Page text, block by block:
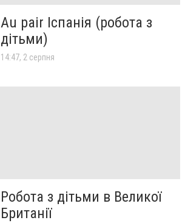
Au pair Іспанія (робота з
дітьми)
14:47, 2 серпня
Робота з дітьми в Великої
Британії